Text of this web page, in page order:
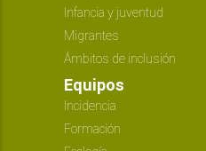
Infancia y juventud
Migrantes
Ámbitos de inclusión
Equipos
Incidencia
Formación